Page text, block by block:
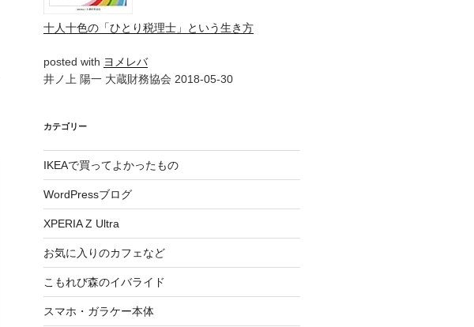
十人十色の「ひとり税理士」という生き方
posted with ヨメレバ
井ノ上 陽一 大蔵財務協会 2018-05-30
カテゴリー
IKEAで買ってよかったもの
WordPressブログ
XPERIA Z Ultra
お気に入りのカフェなど
こもれび森のイバライド
スマホ・ガラケー本体